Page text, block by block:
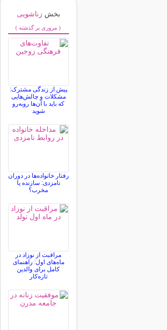
بخش زناشویی
( مروری بر گذشته )
پیش از زندگی مشترک:
مشکلات و چالش‌هایی
که باید با آن‌ها روبه‌رو
شوید
رفتار خانواده‌ها در دوران
نامزدی: سازنده یا
مخرب؟
مراقبت از نوزاد در
ماه‌های اول: راهنمای
کامل برای والدین
تازه‌کار